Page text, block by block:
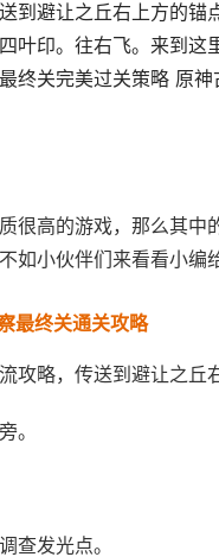
到避让之丘右上方的
叶印。往右飞。来到这
终关完美过关策略 原
很高的游戏，那么其中
如小伙伴们来看看小编
最终关通关攻略
攻略，传送到避让之丘
。
查发光点。